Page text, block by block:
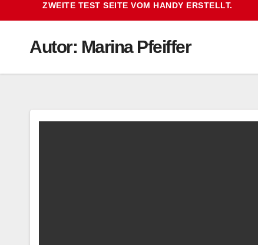
ZWEITE TEST SEITE VOM HANDY ERSTELLT.
Autor: Marina Pfeiffer